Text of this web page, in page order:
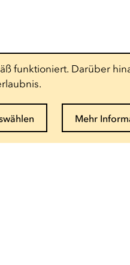
funktioniert. Darüber
Mehr